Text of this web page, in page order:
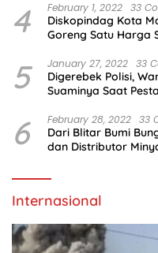
4 February 1, 2022 33
Diskopindag Kota
Goreng Satu Harga
5 January 27, 2022 33
Digerebek Polisi,
Suaminya Saat
6 February 28, 2022 33
Dari Blitar Bumi
dan Distributor
Internasional